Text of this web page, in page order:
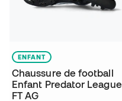
ENFANT
Chaussure de football
Enfant Predator League
FT AG